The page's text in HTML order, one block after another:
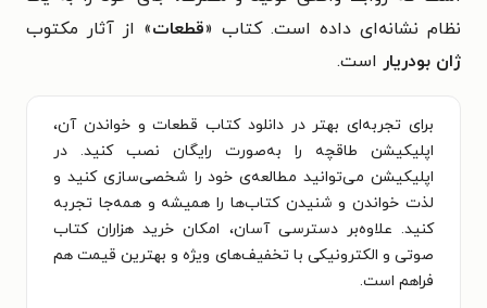
نظام نشانه‌ای داده‌ است. کتاب «قطعات» از آثار مکتوب
ژان بودریار است.
برای تجربه‌ای بهتر در دانلود کتاب قطعات و خواندن آن،
اپلیکیشن طاقچه را به‌صورت رایگان نصب کنید. در
اپلیکیشن می‌توانید مطالعه‌ی خود را شخصی‌سازی کنید و
لذت خواندن و شنیدن کتاب‌ها را همیشه و همه‌جا تجربه
کنید. علاوه‌بر دسترسی آسان، امکان خرید هزاران کتاب
صوتی و الکترونیکی با تخفیف‌های ویژه و بهترین قیمت هم
فراهم است.